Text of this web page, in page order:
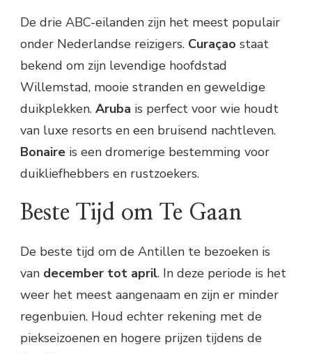
De drie ABC-eilanden zijn het meest populair
onder Nederlandse reizigers. Curaçao staat
bekend om zijn levendige hoofdstad
Willemstad, mooie stranden en geweldige
duikplekken. Aruba is perfect voor wie houdt
van luxe resorts en een bruisend nachtleven.
Bonaire is een dromerige bestemming voor
duikliefhebbers en rustzoekers.
Beste Tijd om Te Gaan
De beste tijd om de Antillen te bezoeken is
van december tot april. In deze periode is het
weer het meest aangenaam en zijn er minder
regenbuien. Houd echter rekening met de
piekseizoenen en hogere prijzen tijdens de